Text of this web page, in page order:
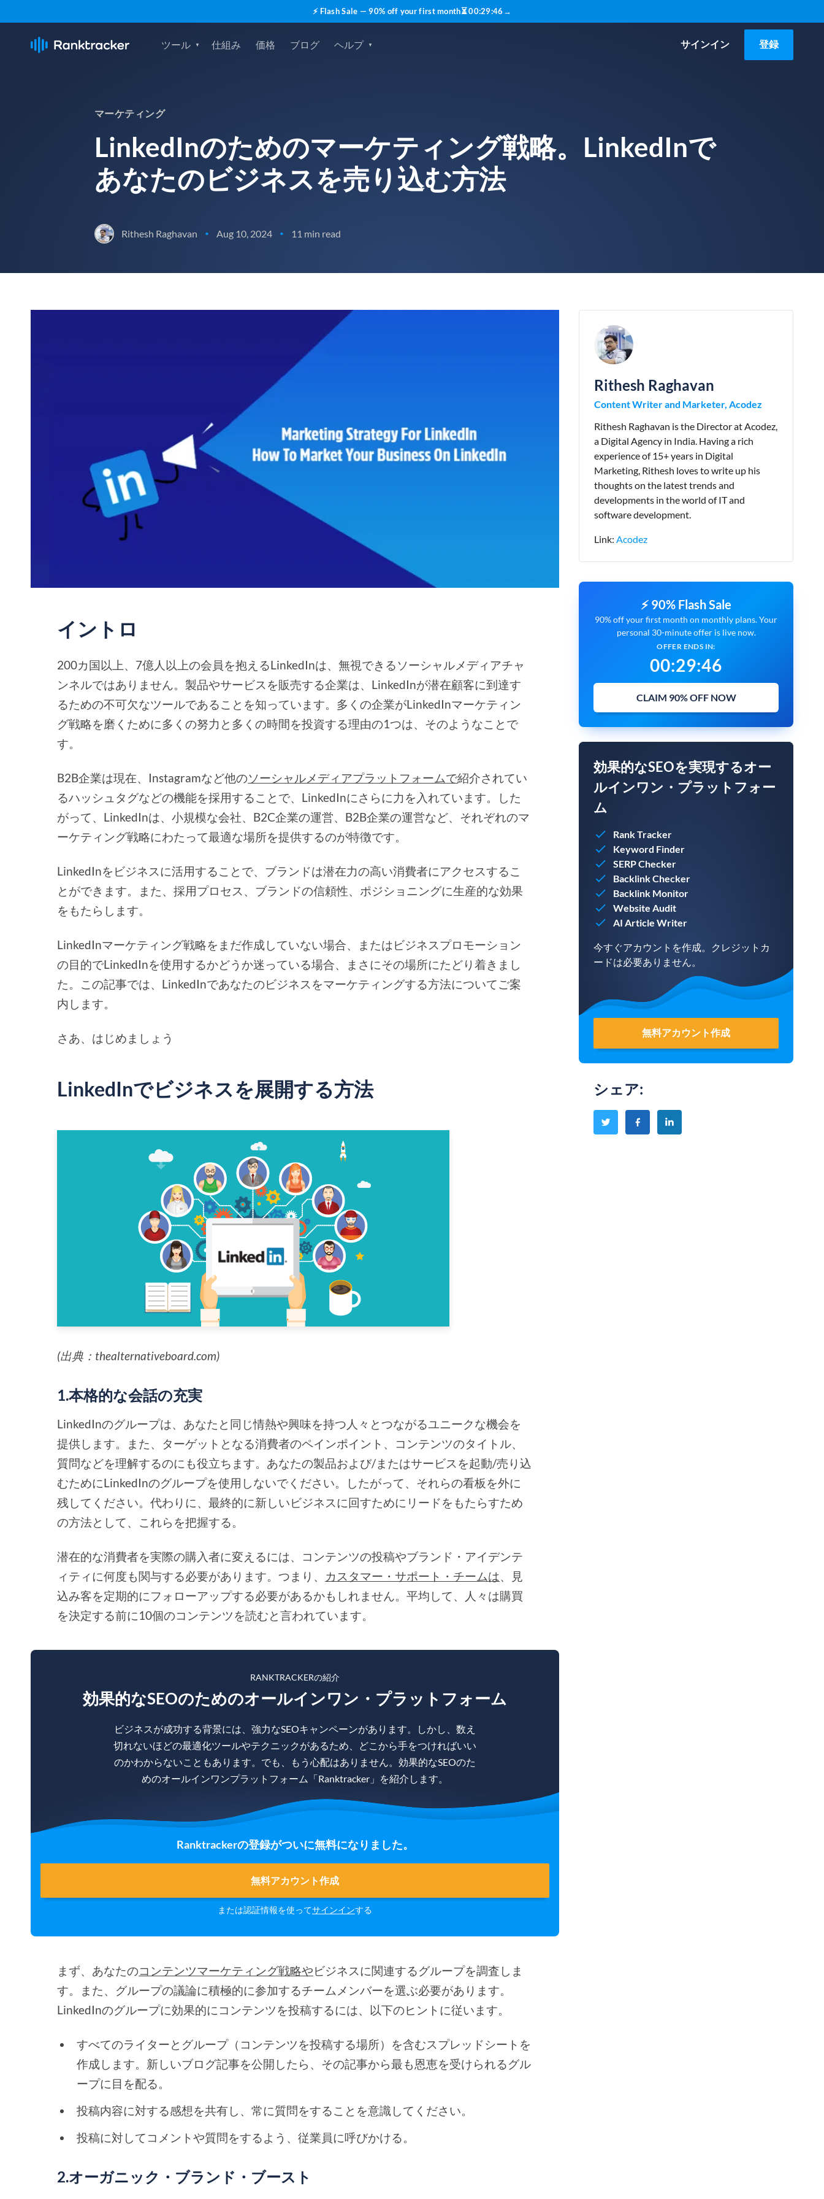
⚡ Flash Sale — 90% off your first month⏳00:29:45 →
ツール 仕組み 価格 ブログ ヘルプ サインイン 登録
マーケティング
LinkedInのためのマーケティング戦略。LinkedInで
あなたのビジネスを売り込む方法
Rithesh Raghavan • Aug 10, 2024 • 11 min read
イントロ
200カ国以上、7億人以上の会員を抱えるLinkedInは、無視できるソーシャルメディアチャ
ンネルではありません。製品やサービスを販売する企業は、LinkedInが潜在顧客に到達す
るための不可欠なツールであることを知っています。多くの企業がLinkedInマーケティン
グ戦略を磨くために多くの努力と多くの時間を投資する理由の1つは、そのようなことで
す。
B2B企業は現在、Instagramなど他のソーシャルメディアプラットフォームで紹介されてい
るハッシュタグなどの機能を採用することで、LinkedInにさらに力を入れています。した
がって、LinkedInは、小規模な会社、B2C企業の運営、B2B企業の運営など、それぞれのマ
ーケティング戦略にわたって最適な場所を提供するのが特徴です。
LinkedInをビジネスに活用することで、ブランドは潜在力の高い消費者にアクセスするこ
とができます。また、採用プロセス、ブランドの信頼性、ポジショニングに生産的な効果
をもたらします。
LinkedInマーケティング戦略をまだ作成していない場合、またはビジネスプロモーション
の目的でLinkedInを使用するかどうか迷っている場合、まさにその場所にたどり着きまし
た。この記事では、LinkedInであなたのビジネスをマーケティングする方法についてご案
内します。
さあ、はじめましょう
LinkedInでビジネスを展開する方法
(出典：thealternativeboard.com)
1.本格的な会話の充実
LinkedInのグループは、あなたと同じ情熱や興味を持つ人々とつながるユニークな機会を
提供します。また、ターゲットとなる消費者のペインポイント、コンテンツのタイトル、
質問などを理解するのにも役立ちます。あなたの製品および/またはサービスを起動/売り込
むためにLinkedInのグループを使用しないでください。したがって、それらの看板を外に
残してください。代わりに、最終的に新しいビジネスに回すためにリードをもたらすため
の方法として、これらを把握する。
潜在的な消費者を実際の購入者に変えるには、コンテンツの投稿やブランド・アイデンテ
ィティに何度も関与する必要があります。つまり、 カスタマー・サポート・チームは 、見
込み客を定期的にフォローアップする必要があるかもしれません。平均して、人々は購買
を決定する前に10個のコンテンツを読むと言われています。
RANKTRACKERの紹介
効果的なSEOのためのオールインワン・プラットフォーム
ビジネスが成功する背景には、強力なSEOキャンペーンがあります。しかし、数え
切れないほどの最適化ツールやテクニックがあるため、どこから手をつければいい
のかわからないこともあります。でも、もう心配はありません。効果的なSEOのた
めのオールインワンプラットフォーム「Ranktracker」を紹介します。
Ranktrackerの登録がついに無料になりました。
無料アカウント作成
または認証情報を使ってサインインする
まず、あなたのコンテンツマーケティング戦略やビジネスに関連するグループを調査しま
す。また、グループの議論に積極的に参加するチームメンバーを選ぶ必要があります。
LinkedInのグループに効果的にコンテンツを投稿するには、以下のヒントに従います。
すべてのライターとグループ（コンテンツを投稿する場所）を含むスプレッドシートを
作成します。新しいブログ記事を公開したら、その記事から最も恩恵を受けられるグル
ープに目を配る。
投稿内容に対する感想を共有し、常に質問をすることを意識してください。
投稿に対してコメントや質問をするよう、従業員に呼びかける。
2.オーガニック・ブランド・ブースト
Rithesh Raghavan
Content Writer and Marketer, Acodez
Rithesh Raghavan is the Director at Acodez,
a Digital Agency in India. Having a rich
experience of 15+ years in Digital
Marketing, Rithesh loves to write up his
thoughts on the latest trends and
developments in the world of IT and
software development.
Link: Acodez
⚡ 90% Flash Sale
90% off your first month on monthly plans. Your
personal 30-minute offer is live now.
OFFER ENDS IN:
00:29:45
CLAIM 90% OFF NOW
効果的なSEOを実現するオー
ルインワン・プラットフォー
ム
Rank Tracker
Keyword Finder
SERP Checker
Backlink Checker
Backlink Monitor
Website Audit
AI Article Writer
今すぐアカウントを作成。クレジットカ
ードは必要ありません。
無料アカウント作成
シェア: